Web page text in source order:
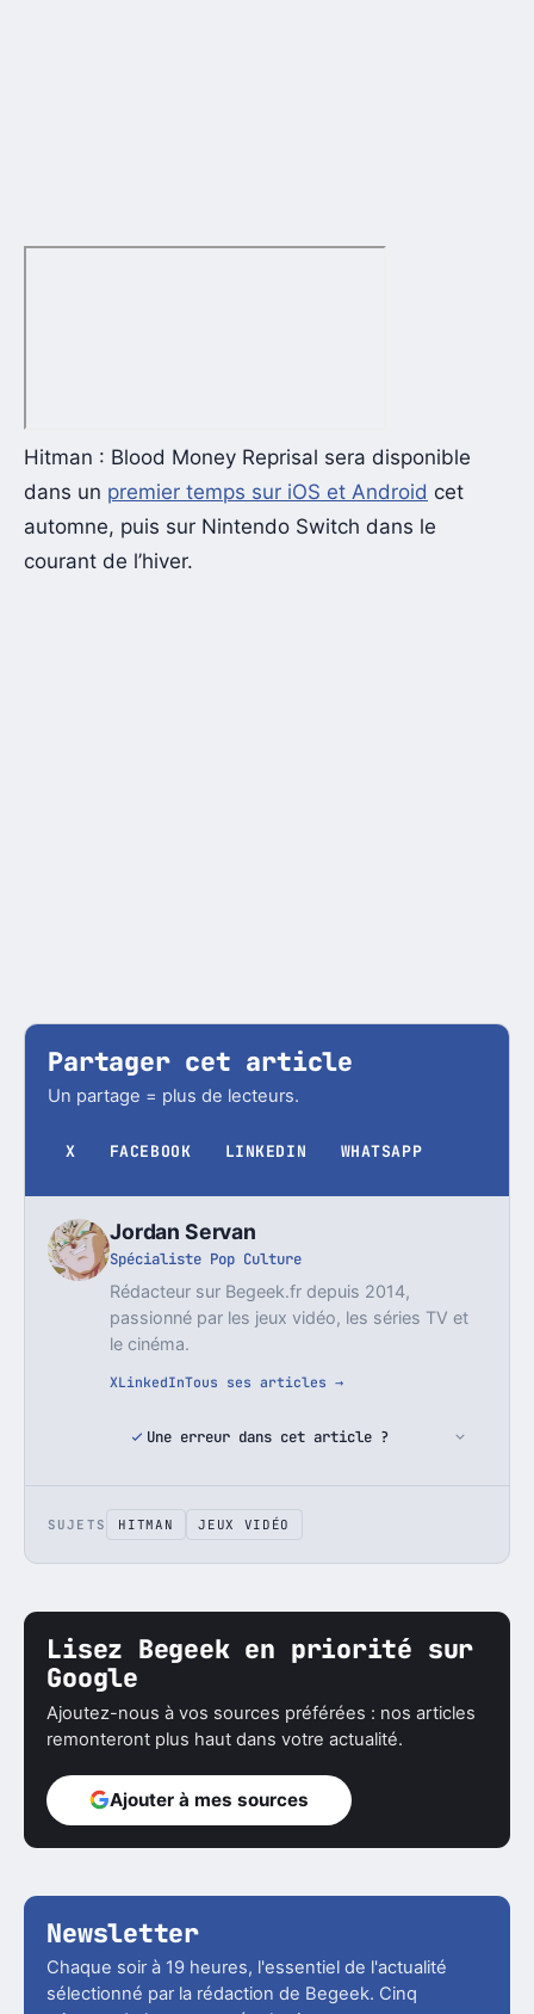
Hitman : Blood Money Reprisal sera disponible
dans un premier temps sur iOS et Android cet
automne, puis sur Nintendo Switch dans le
courant de l’hiver.
Partager cet article
Un partage = plus de lecteurs.
X FACEBOOK LINKEDIN WHATSAPP
Jordan Servan
Spécialiste Pop Culture
Rédacteur sur Begeek.fr depuis 2014,
passionné par les jeux vidéo, les séries TV et
le cinéma.
XLinkedInTous ses articles →
Une erreur dans cet article ?
SUJETS HITMAN JEUX VIDÉO
Lisez Begeek en priorité sur
Google
Ajoutez-nous à vos sources préférées : nos articles
remonteront plus haut dans votre actualité.
Ajouter à mes sources
Newsletter
Chaque soir à 19 heures, l'essentiel de l'actualité
sélectionné par la rédaction de Begeek. Cinq